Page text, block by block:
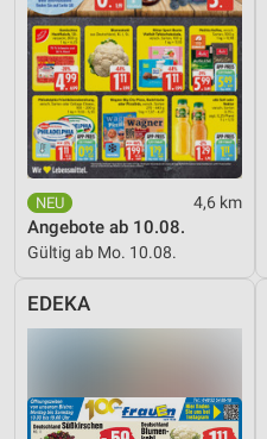
4,6 km
Angebote ab 10.08.
Gültig ab Mo. 10.08.
EDEKA